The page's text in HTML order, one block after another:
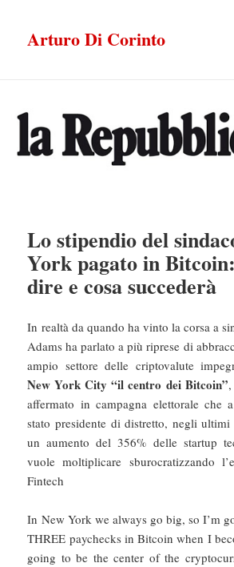
Arturo Di Corinto
Lo stipendio del
York pagato in
dire e cosa succederà
In realtà da quando ha vinto la corsa a
Adams ha parlato a più riprese di
ampio settore delle criptovalute
New York City “il centro dei Bitcoin”
affermato in campagna elettorale che
stato presidente di distretto, negli ultimi
un aumento del 356% delle startup
vuole moltiplicare sburocratizzando
Fintech
In New York we always go big, so I’m
THREE paychecks in Bitcoin when I
going to be the center of the